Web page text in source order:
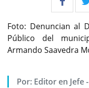
Foto: Denuncian al
Público del
Armando Saavedra
Por: Editor en Jefe-